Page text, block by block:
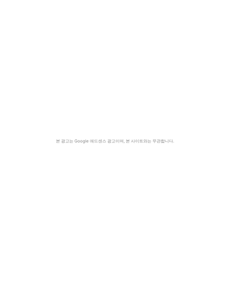
본 광고는 Google 애드센스 광고이며, 본 사이트와는 무관합니다.